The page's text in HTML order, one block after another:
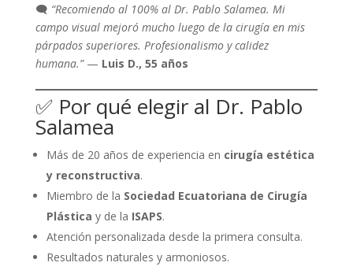
🗨️ “Recomiendo al 100% al Dr. Pablo Salamea. Mi
campo visual mejoró mucho luego de la cirugía en mis
párpados superiores. Profesionalismo y calidez
humana.”— Luis D., 55 años
✅ Por qué elegir al Dr. Pablo
Salamea
Más de 20 años de experiencia en cirugía estética
y reconstructiva.
Miembro de la Sociedad Ecuatoriana de Cirugía
Plástica y de la ISAPS.
Atención personalizada desde la primera consulta.
Resultados naturales y armoniosos.